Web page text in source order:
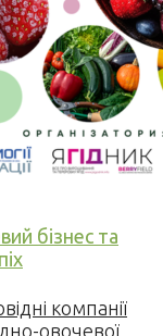
бізнес та
компанії
овочевої